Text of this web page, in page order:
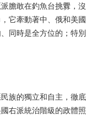
膽敢在釣魚台挑釁，沒
它牽動著中、俄和美國
同時是全方位的；特別
族的獨立和自主，徹底
右派統治階級的政體照